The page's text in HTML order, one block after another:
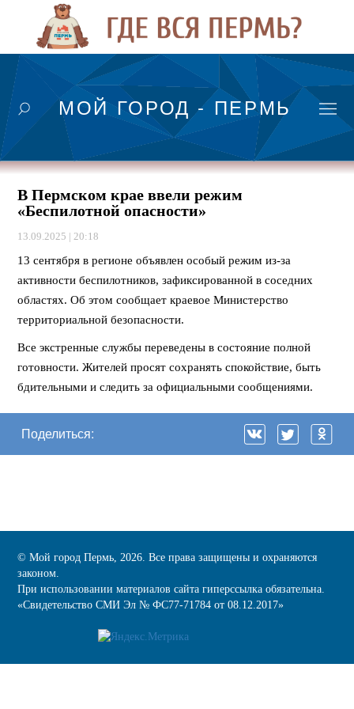
МОЙ ГОРОД - ПЕРМЬ
В Пермском крае ввели режим
«Беспилотной опасности»
13.09.2025 | 20:18
13 сентября в регионе объявлен особый режим из-за
активности беспилотников, зафиксированной в соседних
областях. Об этом сообщает краевое Министерство
территориальной безопасности.
Все экстренные службы переведены в состояние полной
готовности. Жителей просят сохранять спокойствие, быть
бдительными и следить за официальными сообщениями.
Поделиться:
© Мой город Пермь, 2026. Все права защищены и охраняются
законом.
При использовании материалов сайта гиперссылка обязательна.
«Cвидетельство СМИ Эл № ФС77-71784 от 08.12.2017»